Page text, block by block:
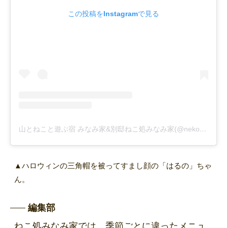
この投稿をInstagramで見る
山とねこと遊ぶ宿 みなみ家&別邸ねこ処みなみ家(@nekodokoro.minamiya_hakuba)がシェアした投稿
▲ハロウィンの三角帽を被ってすまし顔の「はるの」ちゃ
ん。
編集部